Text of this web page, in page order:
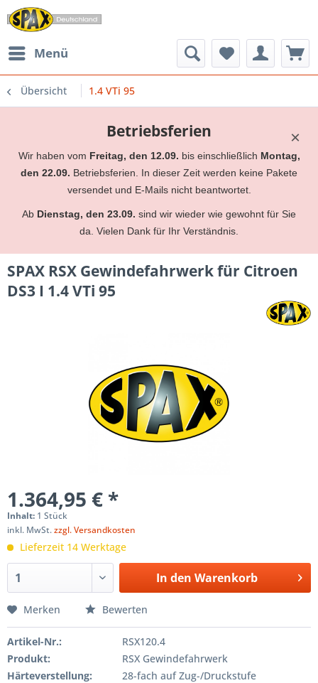
Menü
Übersicht 1.4 VTi 95
×
Betriebsferien
Wir haben vom Freitag, den 12.09. bis einschließlich Montag,
den 22.09. Betriebsferien. In dieser Zeit werden keine Pakete
versendet und E-Mails nicht beantwortet.
Ab Dienstag, den 23.09. sind wir wieder wie gewohnt für Sie
da. Vielen Dank für Ihr Verständnis.
SPAX RSX Gewindefahrwerk für Citroen
DS3 I 1.4 VTi 95
1.364,95 € *
Inhalt: 1 Stück
inkl. MwSt.zzgl. Versandkosten
Lieferzeit 14 Werktage
In den Warenkorb
Merken Bewerten
Artikel-Nr.:
RSX120.4
Produkt:
RSX Gewindefahrwerk
Härteverstellung:
28-fach auf Zug-/Druckstufe